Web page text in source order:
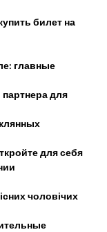
билет на
главные
для
для себя
чоловічих